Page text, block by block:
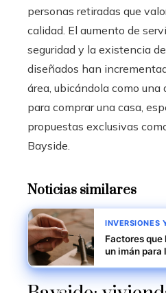
personas retiradas que
calidad. El aumento de
seguridad y la existencia
diseñados han
área, ubicándola como
para comprar una casa,
propuestas exclusivas
Bayside.
Noticias similares
INVERSIONES
Factores que
un imán para